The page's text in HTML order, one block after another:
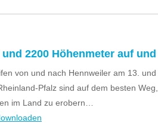
2200 Höhenmeter auf
von und nach Hennweiler am 13.
Pfalz sind auf dem besten
im Land zu erobern…